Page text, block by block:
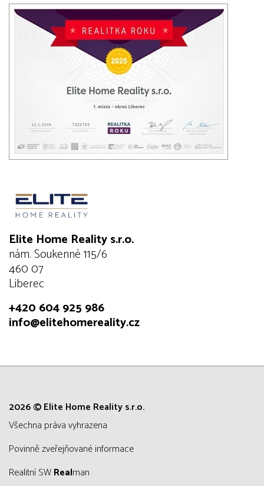
Elite Home Reality s.r.o.
nám. Soukenné 115/6
460 07
Liberec
+420 604 925 986
info@elitehomereality.cz
2026 © Elite Home Reality s.r.o.
všechna práva vyhrazena
Povinně zveřejňované informace
Realitní SWRealman